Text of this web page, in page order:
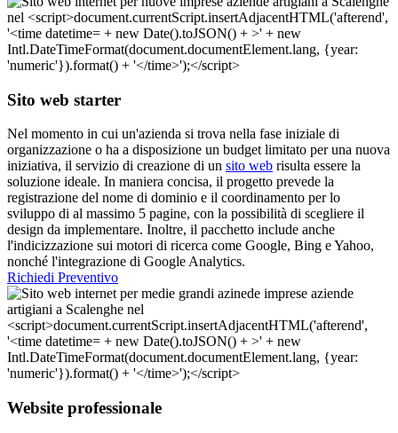
Sito web starter
Nel momento in cui un'azienda si trova nella fase iniziale di
organizzazione o ha a disposizione un budget limitato per una nuova
iniziativa, il servizio di creazione di un sito web risulta essere la
soluzione ideale. In maniera concisa, il progetto prevede la
registrazione del nome di dominio e il coordinamento per lo
sviluppo di al massimo 5 pagine, con la possibilità di scegliere il
design da implementare. Inoltre, il pacchetto include anche
l'indicizzazione sui motori di ricerca come Google, Bing e Yahoo,
nonché l'integrazione di Google Analytics.
Richiedi Preventivo
Website professionale